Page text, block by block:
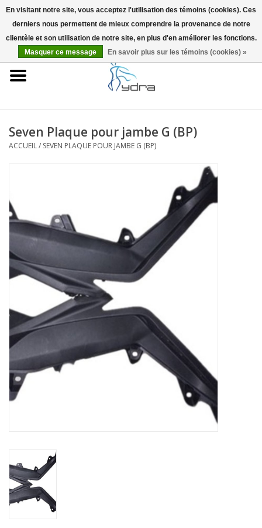
EUR
Accueil
Blog
Seven Plaque pour jambe G (BP)
ACCUEIL/ SEVEN PLAQUE POUR JAMBE G (BP)
En visitant notre site, vous acceptez l'utilisation des témoins (cookies). Ces
derniers nous permettent de mieux comprendre la provenance de notre
clientèle et son utilisation de notre site, en plus d'en améliorer les fonctions.
Masquer ce message
En savoir plus sur les témoins (cookies) »